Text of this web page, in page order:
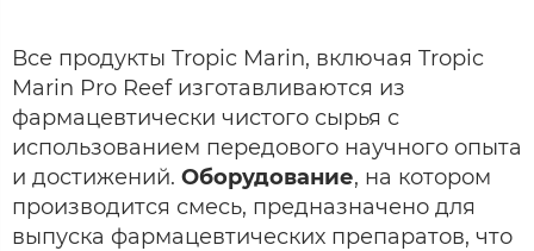
Все продукты Tropic Marin, включая Tropic
Marin Pro Reef изготавливаются из
фармацевтически чистого сырья с
использованием передового научного опыта
и достижений. Оборудование, на котором
производится смесь, предназначено для
выпуска фармацевтических препаратов, что